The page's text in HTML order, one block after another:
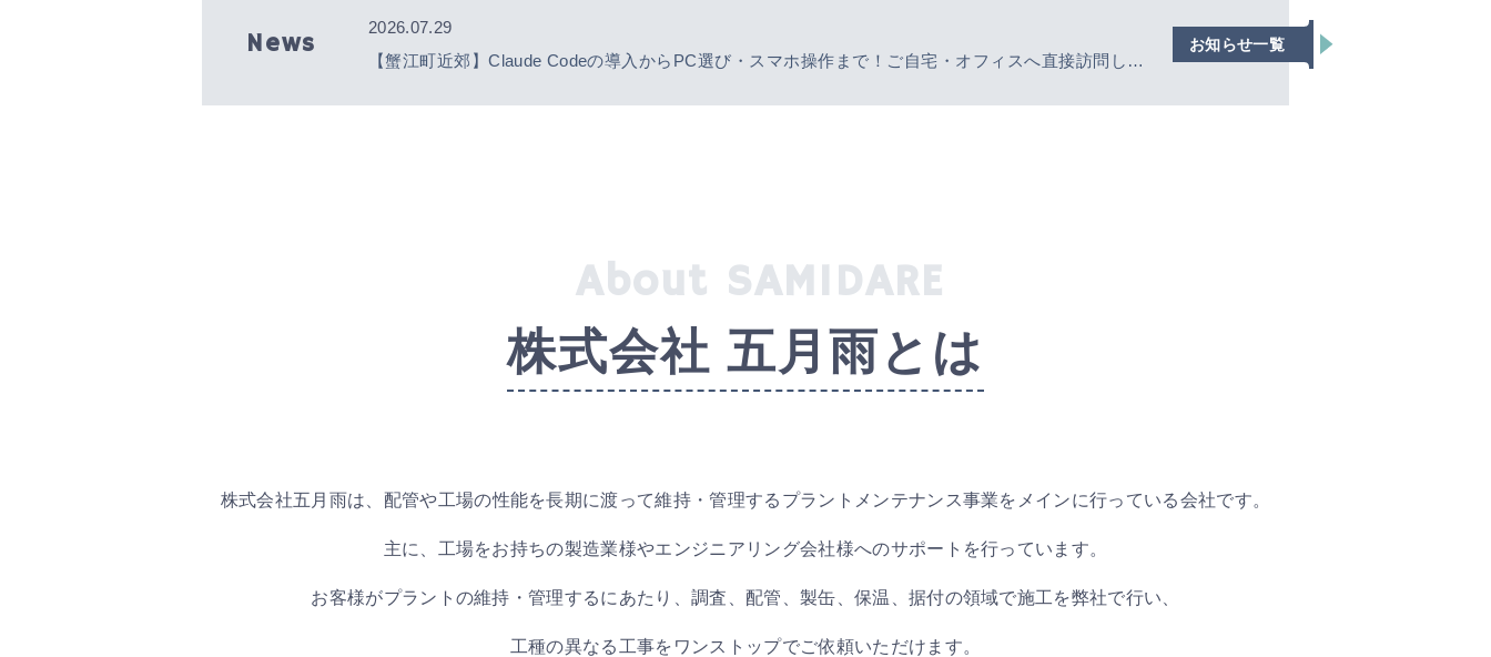
News
2026.07.29
【蟹江町近郊】Claude Codeの導入からPC選び・スマホ操作まで！ご自宅・オフィスへ直接訪問して
お知らせ一覧
About SAMIDARE
株式会社 五月雨とは
株式会社五月雨は、配管や工場の性能を長期に渡って維持・管理する プラントメンテナンス事業を メインに行っている会社です。
主に、工場をお持ちの製造業様やエンジニアリング会社様へのサポートを行っています。
お客様がプラントの維持・管理するにあたり、調査、配管、製缶、保温、据付の領域で施工を弊社で行い、
工種の異なる工事をワンストップでご依頼いただけます。